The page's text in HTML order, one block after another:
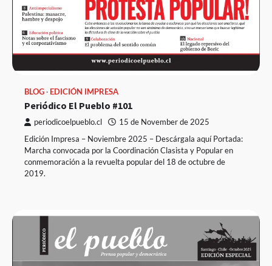
BLOG EDICIÓN IMPRESA
Periódico El Pueblo #101
periodicoelpueblo.cl 15 de November de 2025
Edición Impresa – Noviembre 2025 – Descárgala aquí Portada:
Marcha convocada por la Coordinación Clasista y Popular en
conmemoración a la revuelta popular del 18 de octubre de
2019.